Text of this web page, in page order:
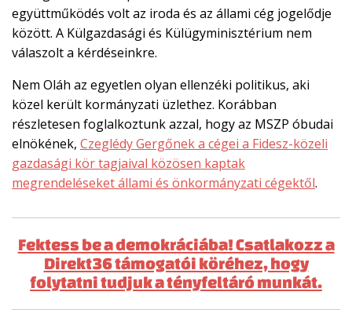
együttműködés volt az iroda és az állami cég jogelődje
között. A Külgazdasági és Külügyminisztérium nem
válaszolt a kérdéseinkre.
Nem Oláh az egyetlen olyan ellenzéki politikus, aki
közel került kormányzati üzlethez. Korábban
részletesen foglalkoztunk azzal, hogy az MSZP óbudai
elnökének, Czeglédy Gergőnek a cégei a Fidesz-közeli
gazdasági kör tagjaival közösen kaptak
megrendeléseket állami és önkormányzati cégektől.
Fektess be a demokráciába! Csatlakozz a
Direkt36 támogatói köréhez, hogy
folytatni tudjuk a tényfeltáró munkát.